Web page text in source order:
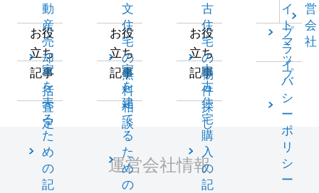
動
産
売
却
一
括
査
定
お役
立ち
記事
家
を
売
る
た
め
の
記
文
住
宅
の
無
料
相
談
お役
立ち
記事
家
を
建
て
る
た
め
の
古
住
宅
の
物
件
探
し
お役
立ち
記事
中
古
住
宅
購
入
の
記
イ
ト
マ
ッ
プ
営
会
社
プ
ラ
イ
バ
シ
ー
ポ
リ
シ
ー
運営会社情報